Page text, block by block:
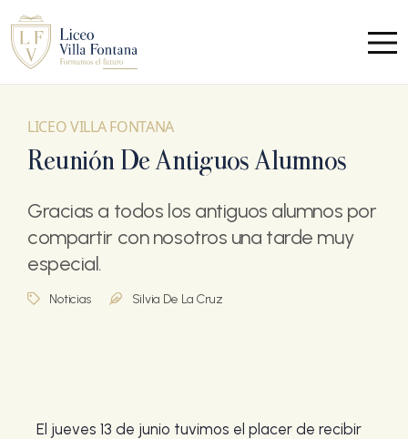
LICEO VILLA FONTANA
Reunión De Antiguos Alumnos
Gracias a todos los antiguos alumnos por
compartir con nosotros una tarde muy
especial.
Noticias Silvia De La Cruz
El jueves 13 de junio tuvimos el placer de recibir